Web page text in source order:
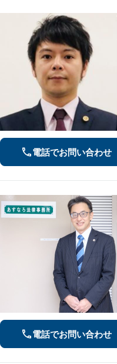
電話でお問い合わせ
電話でお問い合わせ